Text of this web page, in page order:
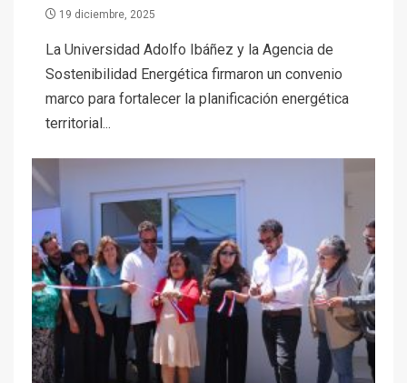
19 diciembre, 2025
La Universidad Adolfo Ibáñez y la Agencia de
Sostenibilidad Energética firmaron un convenio
marco para fortalecer la planificación energética
territorial...